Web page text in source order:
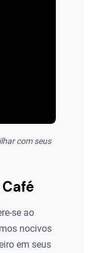
com seus
se ao
nocivos
em seus